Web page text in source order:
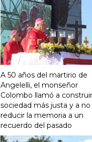
A 50 años del martirio de
Angelelli, el monseñor
Colombo llamó a
sociedad más justa y a no
reducir la memoria a un
recuerdo del pasado